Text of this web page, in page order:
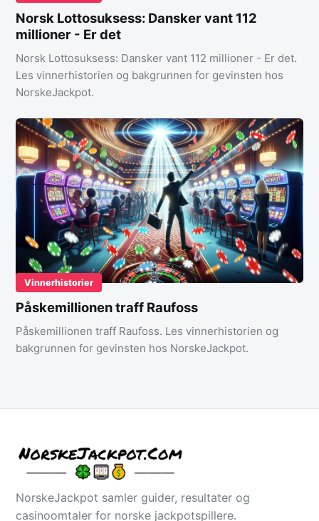
Norsk Lottosuksess: Dansker vant 112
millioner - Er det
Norsk Lottosuksess: Dansker vant 112 millioner - Er det.
Les vinnerhistorien og bakgrunnen for gevinsten hos
NorskeJackpot.
Vinnerhistorier
Påskemillionen traff Raufoss
Påskemillionen traff Raufoss. Les vinnerhistorien og
bakgrunnen for gevinsten hos NorskeJackpot.
NorskeJackpot samler guider, resultater og
casinoomtaler for norske jackpotspillere.